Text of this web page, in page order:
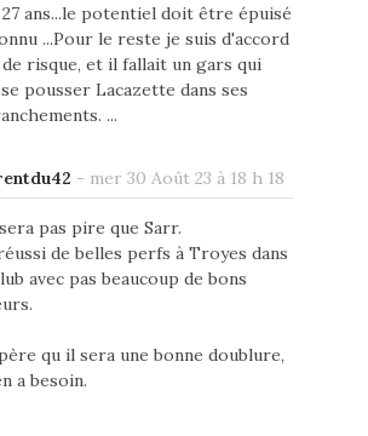
ans...le potentiel doit être épuisé
...Pour le reste je suis d'accord
de risque, et il fallait un gars qui
pousser Lacazette dans ses
...
- mer 30 Août 23 à 18 h 18
pas pire que Sarr.
de belles perfs à Troyes dans
avec pas beaucoup de bons
qu il sera une bonne doublure,
a besoin.